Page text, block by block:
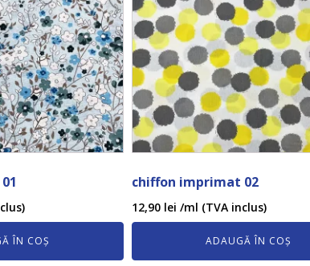
ÎN COȘ
chiffon imprimat 02
12,90 lei /ml (TVA inclus)
ADAUGĂ ÎN COȘ